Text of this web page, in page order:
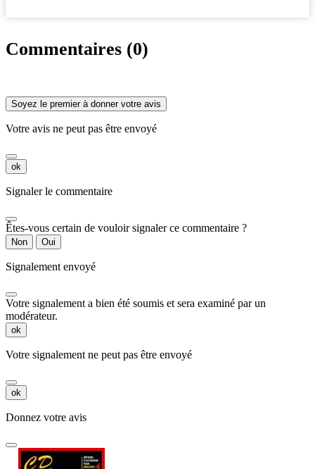
Commentaires (0)
Soyez le premier à donner votre avis
Votre avis ne peut pas être envoyé
ok
Signaler le commentaire
Êtes-vous certain de vouloir signaler ce commentaire ?
Non Oui
Signalement envoyé
Votre signalement a bien été soumis et sera examiné par un
modérateur.
ok
Votre signalement ne peut pas être envoyé
ok
Donnez votre avis